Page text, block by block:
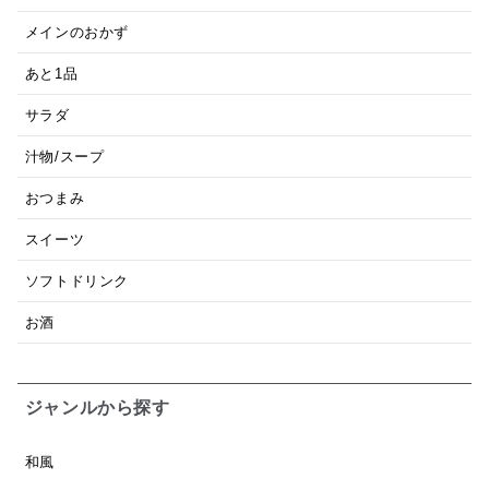
メインのおかず
あと1品
サラダ
汁物/スープ
おつまみ
スイーツ
ソフトドリンク
お酒
ジャンルから探す
和風